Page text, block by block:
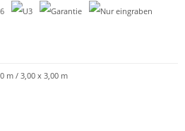
m / 3,00 x 3,00 m